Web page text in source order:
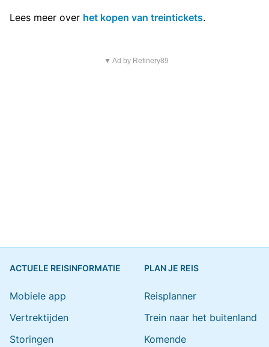
Lees meer over het kopen van treintickets.
▼ Ad by Refinery89
ACTUELE REISINFORMATIE
Mobiele app
Vertrektijden
Storingen
PLAN JE REIS
Reisplanner
Trein naar het buitenland
Komende